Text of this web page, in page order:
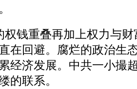
权钱重叠再加上权力与
在回避。腐烂的政治生
经济发展。中共一小撮
的联系。